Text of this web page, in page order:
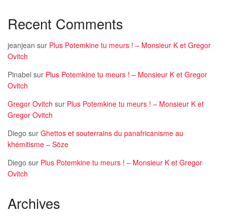
Recent Comments
jeanjean sur Plus Potemkine tu meurs ! – Monsieur K et Gregor
Ovitch
Pinabel sur Plus Potemkine tu meurs ! – Monsieur K et Gregor
Ovitch
Gregor Ovitch sur Plus Potemkine tu meurs ! – Monsieur K et
Gregor Ovitch
Diego sur Ghettos et souterrains du panafricanisme au
khémitisme – Söze
Diego sur Plus Potemkine tu meurs ! – Monsieur K et Gregor
Ovitch
Archives